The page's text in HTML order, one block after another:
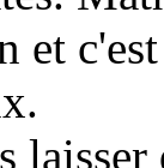
et
laisser